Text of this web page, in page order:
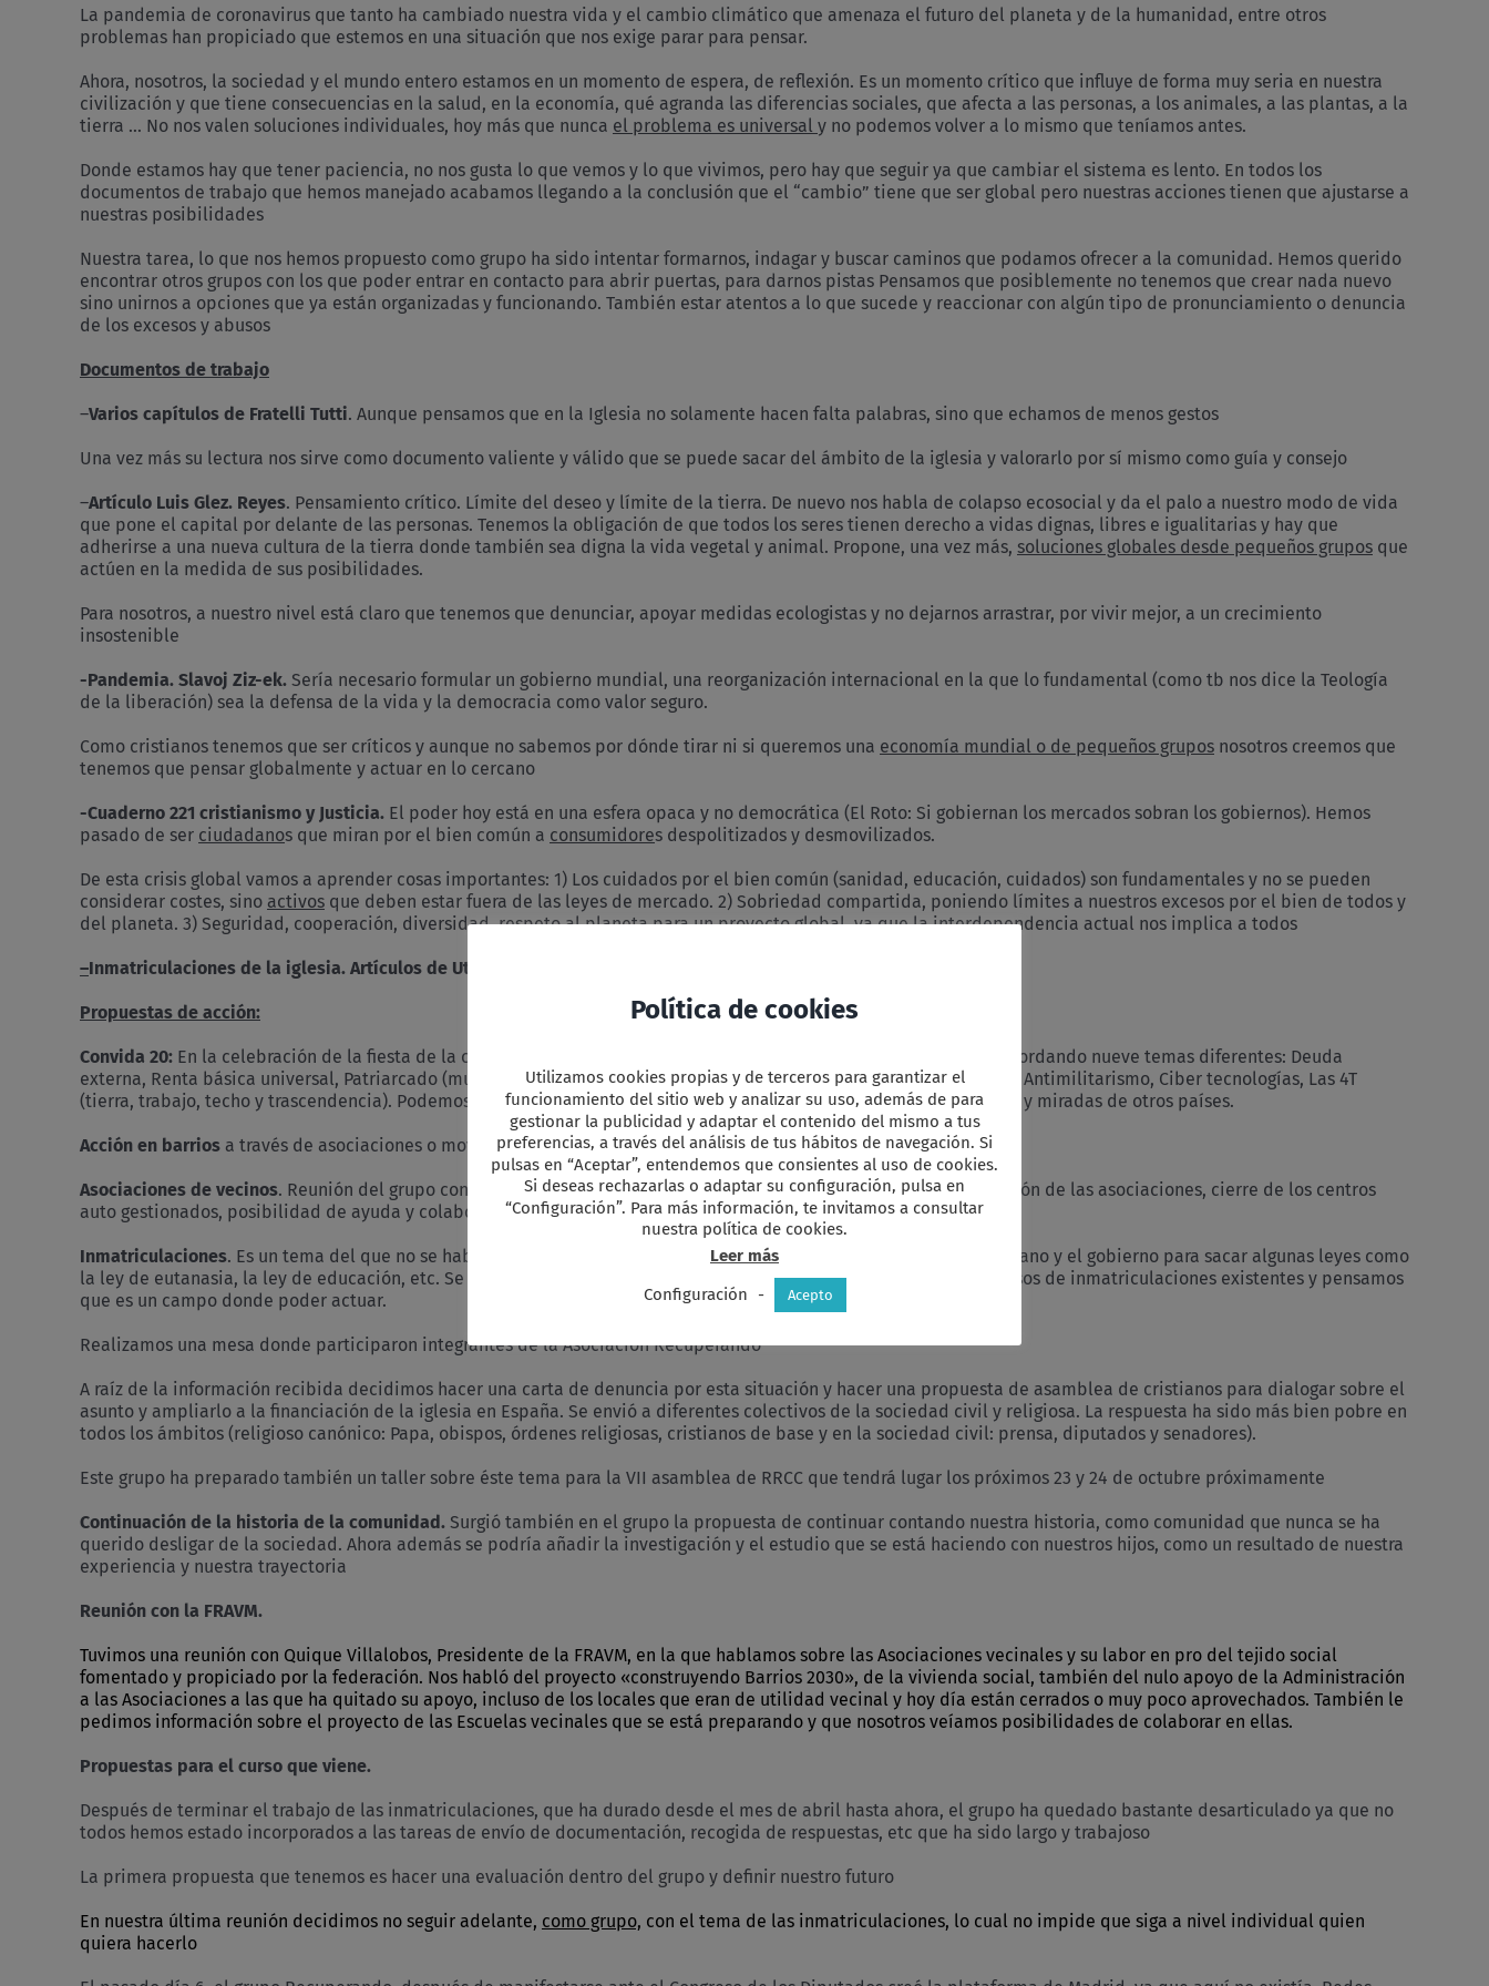
de
La pandemia de coronavirus que tanto ha cambiado nuestra vida y el cambio climático que amenaza el futuro del planeta y de la humanidad, entre otros
problemas han propiciado que estemos en una situación que nos exige parar para pensar.
Ahora, nosotros, la sociedad y el mundo entero estamos en un momento de espera, de reflexión. Es un momento crítico que influye de forma muy seria en nuestra
civilización y que tiene consecuencias en la salud, en la economía, qué agranda las diferencias sociales, que afecta a las personas, a los animales, a las plantas, a la
tierra … No nos valen soluciones individuales, hoy más que nunca el problema es universal y no podemos volver a lo mismo que teníamos antes.
Donde estamos hay que tener paciencia, no nos gusta lo que vemos y lo que vivimos, pero hay que seguir ya que cambiar el sistema es lento. En todos los
documentos de trabajo que hemos manejado acabamos llegando a la conclusión que el “cambio” tiene que ser global pero nuestras acciones tienen que ajustarse a
nuestras posibilidades
Nuestra tarea, lo que nos hemos propuesto como grupo ha sido intentar formarnos, indagar y buscar caminos que podamos ofrecer a la comunidad. Hemos querido
encontrar otros grupos con los que poder entrar en contacto para abrir puertas, para darnos pistas Pensamos que posiblemente no tenemos que crear nada nuevo
sino unirnos a opciones que ya están organizadas y funcionando. También estar atentos a lo que sucede y reaccionar con algún tipo de pronunciamiento o denuncia
de los excesos y abusos
Documentos de trabajo
–Varios capítulos de Fratelli Tutti. Aunque pensamos que en la Iglesia no solamente hacen falta palabras, sino que echamos de menos gestos
Una vez más su lectura nos sirve como documento valiente y válido que se puede sacar del ámbito de la iglesia y valorarlo por sí mismo como guía y consejo
–Artículo Luis Glez. Reyes. Pensamiento crítico. Límite del deseo y límite de la tierra. De nuevo nos habla de colapso ecosocial y da el palo a nuestro modo de vida
que pone el capital por delante de las personas. Tenemos la obligación de que todos los seres tienen derecho a vidas dignas, libres e igualitarias y hay que
adherirse a una nueva cultura de la tierra donde también sea digna la vida vegetal y animal. Propone, una vez más, soluciones globales desde pequeños grupos que
actúen en la medida de sus posibilidades.
Para nosotros, a nuestro nivel está claro que tenemos que denunciar, apoyar medidas ecologistas y no dejarnos arrastrar, por vivir mejor, a un crecimiento
insostenible
-Pandemia. Slavoj Ziz-ek. Sería necesario formular un gobierno mundial, una reorganización internacional en la que lo fundamental (como tb nos dice la Teología
de la liberación) sea la defensa de la vida y la democracia como valor seguro.
Como cristianos tenemos que ser críticos y aunque no sabemos por dónde tirar ni si queremos una economía mundial o de pequeños grupos nosotros creemos que
tenemos que pensar globalmente y actuar en lo cercano
-Cuaderno 221 cristianismo y Justicia. El poder hoy está en una esfera opaca y no democrática (El Roto: Si gobiernan los mercados sobran los gobiernos). Hemos
pasado de ser ciudadanos que miran por el bien común a consumidores despolitizados y desmovilizados.
De esta crisis global vamos a aprender cosas importantes: 1) Los cuidados por el bien común (sanidad, educación, cuidados) son fundamentales y no se pueden
considerar costes, sino activos que deben estar fuera de las leyes de mercado. 2) Sobriedad compartida, poniendo límites a nuestros excesos por el bien de todos y
del planeta. 3) Seguridad, cooperación, diversidad, respeto al planeta para unproyecto global, ya que la interdependencia actual nos implica a todos
–Inmatriculaciones de la iglesia. Artículos de Utopía y RRCC.
Propuestas de acción:
Convida 20: En la celebración de la fiesta de la comunidad por Sto Tomás ya nos acompañaron. Está trabajando y abordando nueve temas diferentes: Deuda
externa, Renta básica universal, Patriarcado (mujeres, equidad), Cambio climático, Pueblos originarios, Migraciones, Antimilitarismo, Ciber tecnologías, Las 4T
(tierra, trabajo, techo y trascendencia). Podemos recabar información para colaborar y relacionarnos con otras voces y miradas de otros países.
Acción en barrios a través de asociaciones o movimientos que ya existen: Tetuán, Lavapiés, Latina-Carabanchel.
Asociaciones de vecinos. Reunión del grupo con un representante de la FRAVM para que nos informe sobre la situación de las asociaciones, cierre de los centros
auto gestionados, posibilidad de ayuda y colaboración con las asociaciones, etc. https://aavvmadrid.org/
Inmatriculaciones. Es un tema del que no se habla apenas, Quizá debido a que ha habido negociación entre el Vaticano y el gobierno para sacar algunas leyes como
la ley de eutanasia, la ley de educación, etc. Se ha terminado reconociendo 35.000 bienes de los más de 100.000 casos de inmatriculaciones existentes y pensamos
que es un campo donde poder actuar.
Realizamos una mesa donde participaron integrantes de la Asociación Recuperando
A raíz de la información recibida decidimos hacer una carta de denuncia por esta situación y hacer una propuesta de asamblea de cristianos para dialogar sobre el
asunto y ampliarlo a la financiación de la iglesia en España. Se envió a diferentes colectivos de la sociedad civil y religiosa. La respuesta ha sido más bien pobre en
todos los ámbitos (religioso canónico: Papa, obispos, órdenes religiosas, cristianos de base y en la sociedad civil: prensa, diputados y senadores).
Este grupo ha preparado también un taller sobre éste tema para la VII asamblea de RRCC que tendrá lugar los próximos 23 y 24 de octubre próximamente
Continuación de la historia de la comunidad. Surgió también en el grupo la propuesta de continuar contando nuestra historia, como comunidad que nunca se ha
querido desligar de la sociedad. Ahora además se podría añadir la investigación y el estudio que se está haciendo con nuestros hijos, como un resultado de nuestra
experiencia y nuestra trayectoria
Reunión con la FRAVM.
Tuvimos una reunión con Quique Villalobos, Presidente de la FRAVM, en la que hablamos sobre las Asociaciones vecinales y su labor en pro del tejido social
fomentado y propiciado por la federación. Nos habló del proyecto «construyendo Barrios 2030», de la vivienda social, también del nulo apoyo de la Administración
a las Asociaciones a las que ha quitado su apoyo, incluso de los locales que eran de utilidad vecinal y hoy día están cerrados o muy poco aprovechados. También le
pedimos información sobre el proyecto de las Escuelas vecinales que se está preparando y que nosotros veíamos posibilidades de colaborar en ellas.
Propuestas para el curso que viene.
Después de terminar el trabajo de las inmatriculaciones, que ha durado desde el mes de abril hasta ahora, el grupo ha quedado bastante desarticulado ya que no
todos hemos estado incorporados a las tareas de envío de documentación, recogida de respuestas, etc que ha sido largo y trabajoso
La primera propuesta que tenemos es hacer una evaluación dentro del grupo y definir nuestro futuro
En nuestra última reunión decidimos no seguir adelante, como grupo, con el tema de las inmatriculaciones, lo cual no impide que siga a nivel individual quien
quiera hacerlo
Política de cookies
Utilizamos cookies propias y de terceros para garantizar el
funcionamiento del sitio web y analizar su uso, además de para
gestionar la publicidad y adaptar el contenido del mismo a tus
preferencias, a través del análisis de tus hábitos de navegación. Si
pulsas en “Aceptar”, entendemos que consientes al uso de cookies.
Si deseas rechazarlas o adaptar su configuración, pulsa en
“Configuración”. Para más información, te invitamos a consultar
nuestra política de cookies.
Leer más
Configuración
- Acepto